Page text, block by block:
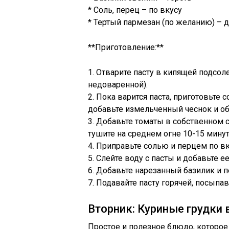
* Соль, перец – по вкусу
* Тертый пармезан (по желанию) –
**Приготовление:**
1. Отварите пасту в кипящей
недоваренной).
2. Пока варится паста, приготовьте
добавьте измельченный чеснок и
3. Добавьте томаты в собственном
тушите на среднем огне 10-15
4. Приправьте солью и перцем по
5. Слейте воду с пасты и добавьте
6. Добавьте нарезанный базилик и
7. Подавайте пасту горячей,
Вторник: Куриные
Простое и полезное блюдо,